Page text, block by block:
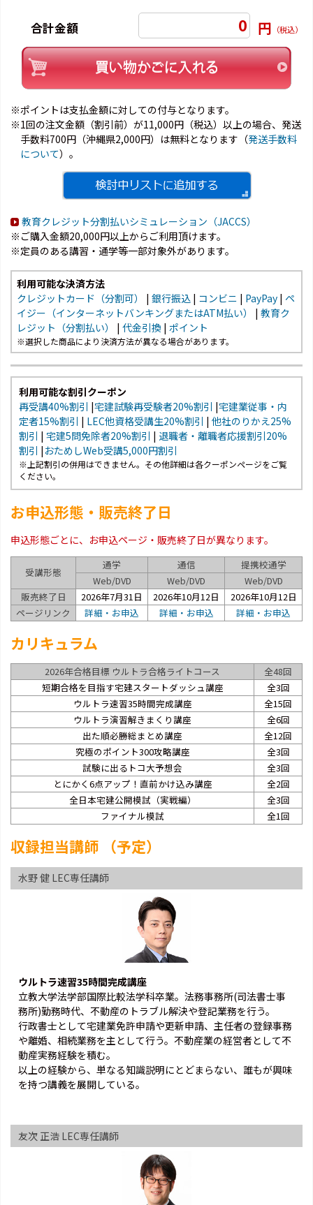
合計金額 0 円 （税込）
※ポイントは支払金額に対しての付与となります。
※1回の注文金額（割引前）が11,000円（税込）以上の場合、発送
手数料700円（沖縄県2,000円）は無料となります（発送手数料
について）。
教育クレジット分割払いシミュレーション（JACCS）
※ご購入金額20,000円以上からご利用頂けます。
※定員のある講習・通学等一部対象外があります。
利用可能な決済方法
クレジットカード（分割可）
| 銀行振込 | コンビニ | PayPay | ペ
イジー（インターネットバンキングまたはATM払い）
| 教育ク
レジット（分割払い）
| 代金引換 | ポイント
※選択した商品により決済方法が異なる場合があります。
利用可能な割引クーポン
再受講40%割引 |宅建試験再受験者20%割引 |宅建業従事・内
定者15%割引 | LEC他資格受講生20%割引 | 他社のりかえ25%
割引 | 宅建5問免除者20%割引 | 退職者・離職者応援割引20%
割引 | おためしWeb受講5,000円割引
※上記割引の併用はできません。その他詳細は各クーポンページをご覧
ください。
お申込形態・販売終了日
申込形態ごとに、お申込ページ・販売終了日が異なります。
受講形態
通学 通信
提携校通学
Web/DVD
Web/DVD
Web/DVD
販売終了日
2026年7月31日 2026年10月12日
2026年10月12日
ページリンク
詳細・お申込 詳細・お申込 詳細・お申込
カリキュラム
2026年合格目標 ウルトラ合格ライトコース
全48回
短期合格を目指す宅建スタートダッシュ講座
全3回
ウルトラ速習35時間完成講座
全15回
ウルトラ演習解きまくり講座
全6回
出た順必勝総まとめ講座
全12回
究極のポイント300攻略講座
全3回
試験に出るトコ大予想会
全3回
とにかく6点アップ！直前かけ込み講座
全2回
全日本宅建公開模試（実戦編）
全3回
ファイナル模試
全1回
収録担当講師 （予定）
水野 健 LEC専任講師
ウルトラ速習35時間完成講座
立教大学法学部国際比較法学科卒業。法務事務所(司法書士事
務所)勤務時代、不動産のトラブル解決や登記業務を行う。
行政書士として宅建業免許申請や更新申請、主任者の登録事務
や離婚、相続業務を主として行う。不動産業の経営者として不
動産実務経験を積む。
以上の経験から、単なる知識説明にとどまらない、誰もが興味
を持つ講義を展開している。
友次 正浩 LEC専任講師